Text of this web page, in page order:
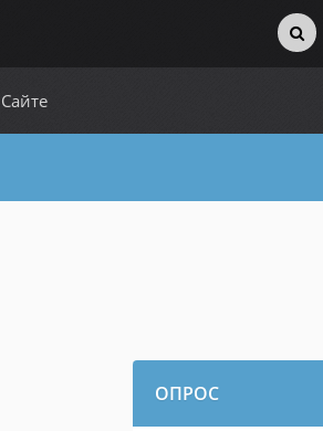
ОПРОС